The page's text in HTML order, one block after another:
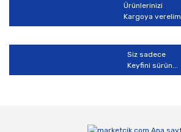
Ürünlerinizi
Kargoya verelim
Siz sadece
Keyfini sürün...